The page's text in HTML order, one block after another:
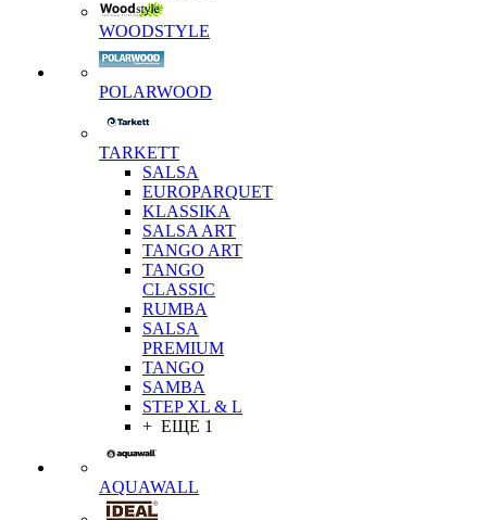
WOODSTYLE
POLARWOOD
TARKETT
SALSA
EUROPARQUET
KLASSIKA
SALSA ART
TANGO ART
TANGO
CLASSIC
RUMBA
SALSA
PREMIUM
TANGO
SAMBA
STEP XL & L
+ ЕЩЕ 1
AQUAWALL